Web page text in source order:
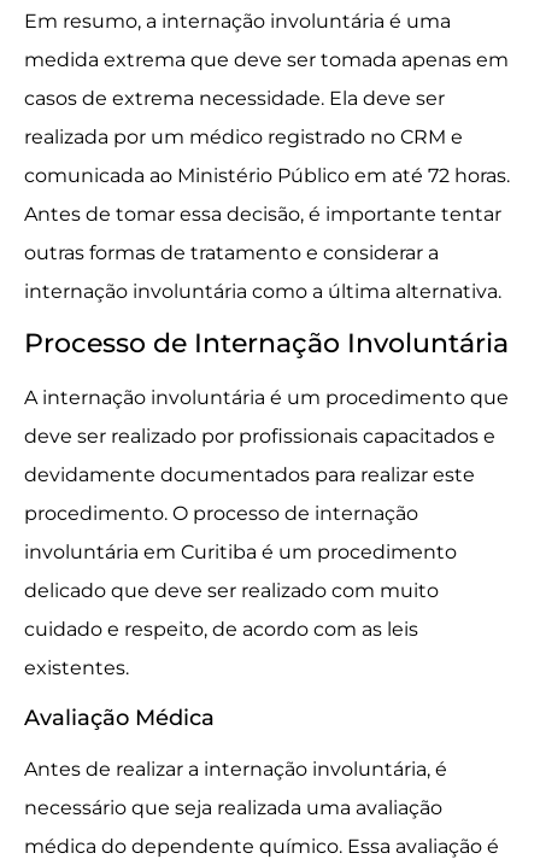
Em resumo, a internação involuntária é uma
medida extrema que deve ser tomada apenas em
casos de extrema necessidade. Ela deve ser
realizada por um médico registrado no CRM e
comunicada ao Ministério Público em até 72 horas.
Antes de tomar essa decisão, é importante tentar
outras formas de tratamento e considerar a
internação involuntária como a última alternativa.
Processo de Internação Involuntária
A internação involuntária é um procedimento que
deve ser realizado por profissionais capacitados e
devidamente documentados para realizar este
procedimento. O processo de internação
involuntária em Curitiba é um procedimento
delicado que deve ser realizado com muito
cuidado e respeito, de acordo com as leis
existentes.
Avaliação Médica
Antes de realizar a internação involuntária, é
necessário que seja realizada uma avaliação
médica do dependente químico. Essa avaliação é